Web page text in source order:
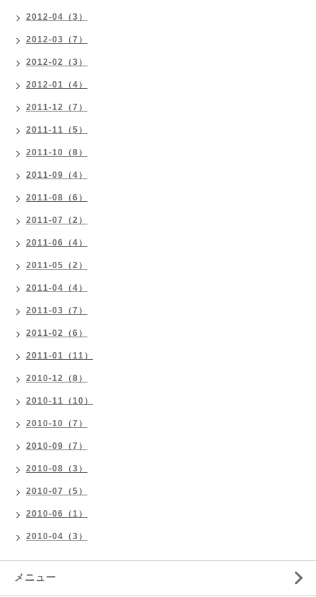
2012-04（3）
2012-03（7）
2012-02（3）
2012-01（4）
2011-12（7）
2011-11（5）
2011-10（8）
2011-09（4）
2011-08（6）
2011-07（2）
2011-06（4）
2011-05（2）
2011-04（4）
2011-03（7）
2011-02（6）
2011-01（11）
2010-12（8）
2010-11（10）
2010-10（7）
2010-09（7）
2010-08（3）
2010-07（5）
2010-06（1）
2010-04（3）
メニュー